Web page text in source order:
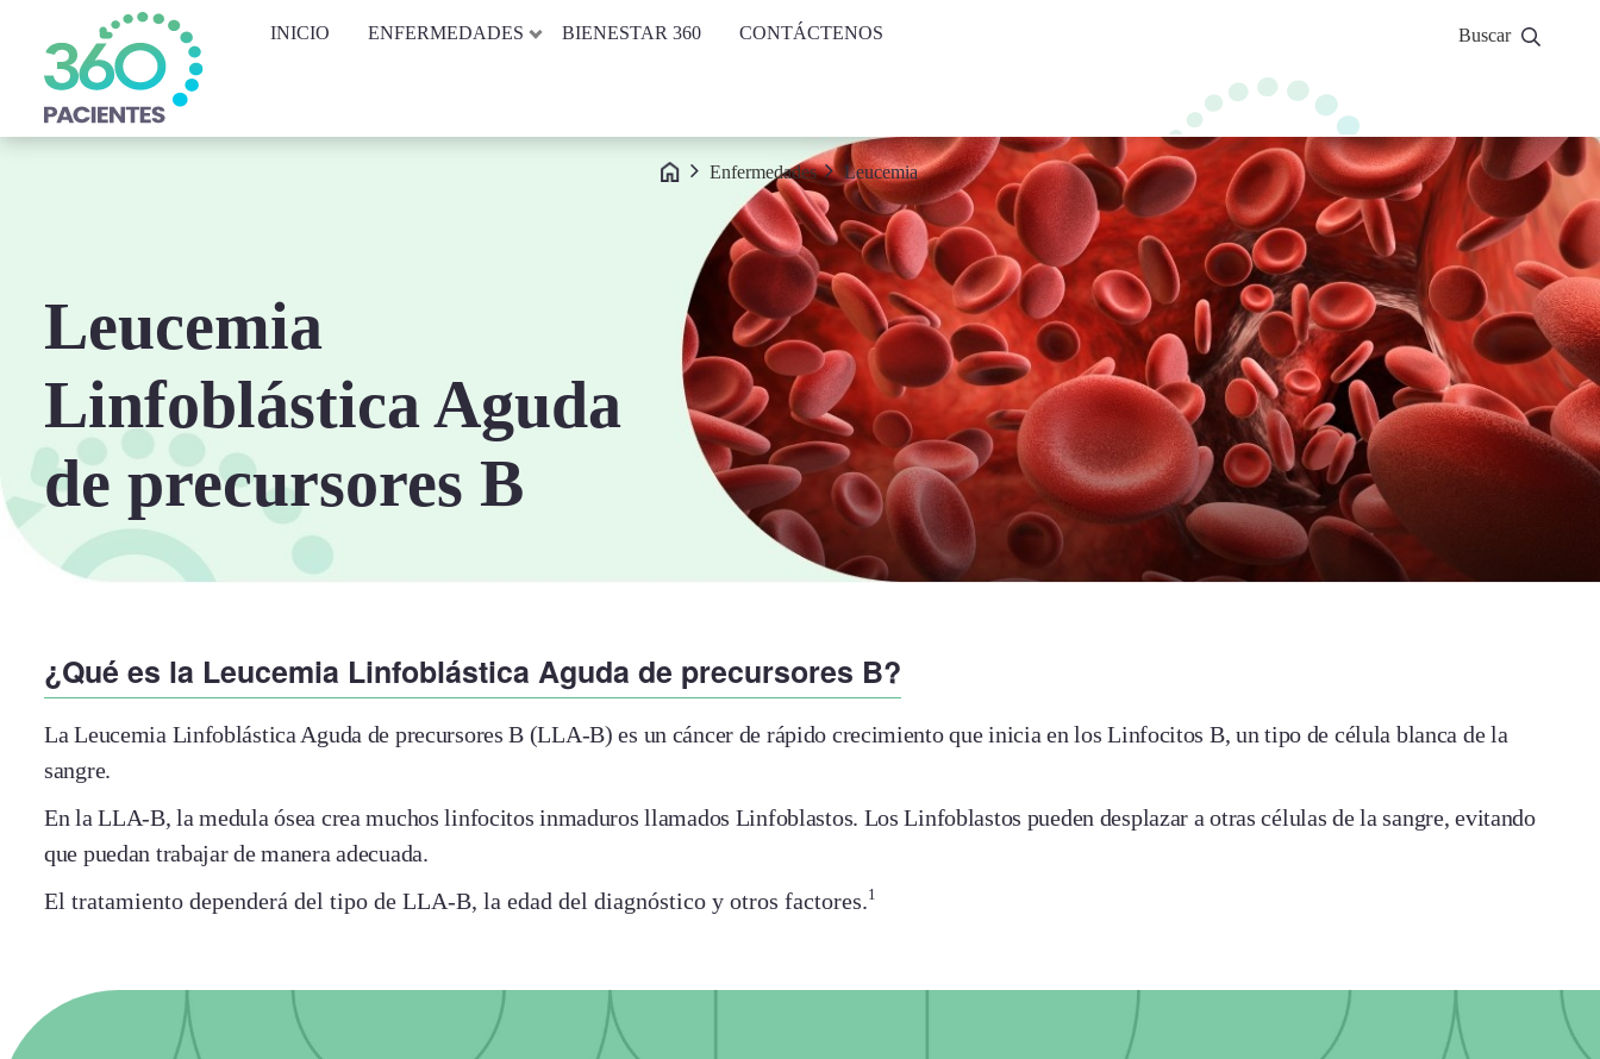
INICIO ENFERMEDADES BIENESTAR 360 CONTÁCTENOS
Enfermedades Leucemia
Leucemia
Linfoblástica Aguda
de precursores B
¿Qué es la Leucemia Linfoblástica Aguda de precursores B?
La Leucemia Linfoblástica Aguda de precursores B (LLA-B) es un cáncer de rápido crecimiento que inicia en los Linfocitos B, un tipo de célula blanca de la
sangre.
En la LLA-B, la medula ósea crea muchos linfocitos inmaduros llamados Linfoblastos. Los Linfoblastos pueden desplazar a otras células de la sangre, evitando
que puedan trabajar de manera adecuada.
El tratamiento dependerá del tipo de LLA-B, la edad del diagnóstico y otros factores.1